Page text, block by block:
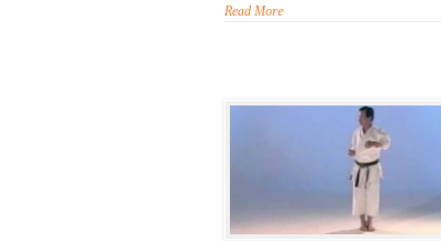
Read More